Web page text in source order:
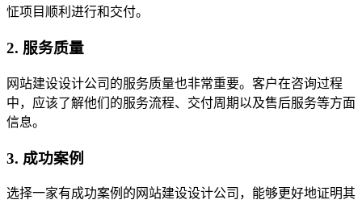
怔项目顺利进行和交付。
2. 服务质量
网站建设设计公司的服务质量也非常重要。客户在咨询过程
中，应该了解他们的服务流程、交付周期以及售后服务等方面
信息。
3. 成功案例
选择一家有成功案例的网站建设设计公司，能够更好地证明其